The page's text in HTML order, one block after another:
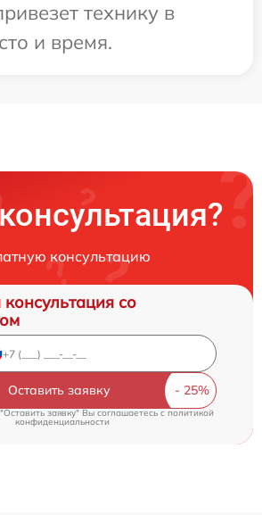
технику в
и время.
консультацию
со
Оставить заявку
заявку" Вы соглашаетесь cполитикой
конфиденциальности